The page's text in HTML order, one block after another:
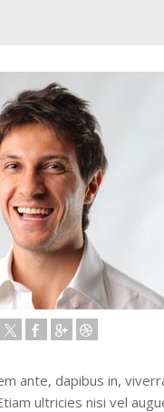
ante, dapibus in,
ultricies nisi vel